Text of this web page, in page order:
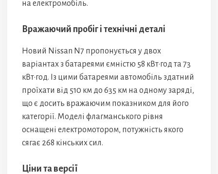
на електромобіль.
Вражаючий пробіг і технічні деталі
Новий Nissan N7 пропонується у двох
варіантах з батареями ємністю 58 кВт·год та 73
кВт·год. Із цими батареями автомобіль здатний
проїхати від 510 км до 635 км на одному заряді,
що є досить вражаючим показником для його
категорії. Моделі флагманського рівня
оснащені електромотором, потужність якого
сягає 268 кінських сил.
Ціни та версії